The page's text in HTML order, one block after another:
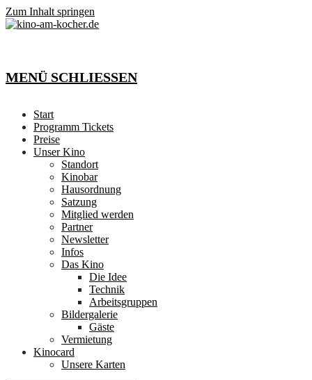
Zum Inhalt springen
MENÜ SCHLIESSEN
Start
Programm Tickets
Preise
Unser Kino
Standort
Kinobar
Hausordnung
Satzung
Mitglied werden
Partner
Newsletter
Infos
Das Kino
Die Idee
Technik
Arbeitsgruppen
Bildergalerie
Gäste
Vermietung
Kinocard
Unsere Karten